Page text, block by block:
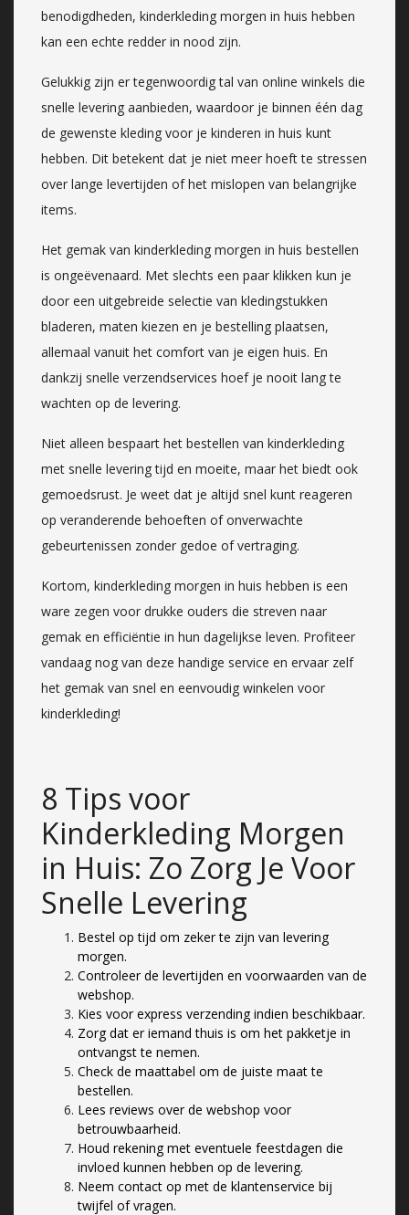
benodigdheden, kinderkleding morgen in huis hebben
kan een echte redder in nood zijn.
Gelukkig zijn er tegenwoordig tal van online winkels die
snelle levering aanbieden, waardoor je binnen één dag
de gewenste kleding voor je kinderen in huis kunt
hebben. Dit betekent dat je niet meer hoeft te stressen
over lange levertijden of het mislopen van belangrijke
items.
Het gemak van kinderkleding morgen in huis bestellen
is ongeëvenaard. Met slechts een paar klikken kun je
door een uitgebreide selectie van kledingstukken
bladeren, maten kiezen en je bestelling plaatsen,
allemaal vanuit het comfort van je eigen huis. En
dankzij snelle verzendservices hoef je nooit lang te
wachten op de levering.
Niet alleen bespaart het bestellen van kinderkleding
met snelle levering tijd en moeite, maar het biedt ook
gemoedsrust. Je weet dat je altijd snel kunt reageren
op veranderende behoeften of onverwachte
gebeurtenissen zonder gedoe of vertraging.
Kortom, kinderkleding morgen in huis hebben is een
ware zegen voor drukke ouders die streven naar
gemak en efficiëntie in hun dagelijkse leven. Profiteer
vandaag nog van deze handige service en ervaar zelf
het gemak van snel en eenvoudig winkelen voor
kinderkleding!
8 Tips voor
Kinderkleding Morgen
in Huis: Zo Zorg Je Voor
Snelle Levering
Bestel op tijd om zeker te zijn van levering
morgen.
Controleer de levertijden en voorwaarden van de
webshop.
Kies voor express verzending indien beschikbaar.
Zorg dat er iemand thuis is om het pakketje in
ontvangst te nemen.
Check de maattabel om de juiste maat te
bestellen.
Lees reviews over de webshop voor
betrouwbaarheid.
Houd rekening met eventuele feestdagen die
invloed kunnen hebben op de levering.
Neem contact op met de klantenservice bij
twijfel of vragen.